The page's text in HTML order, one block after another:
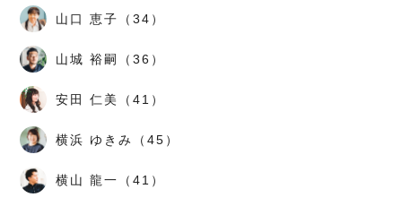
山口 恵子（34）
山城 裕嗣（36）
安田 仁美（41）
横浜 ゆきみ（45）
横山 龍一（41）